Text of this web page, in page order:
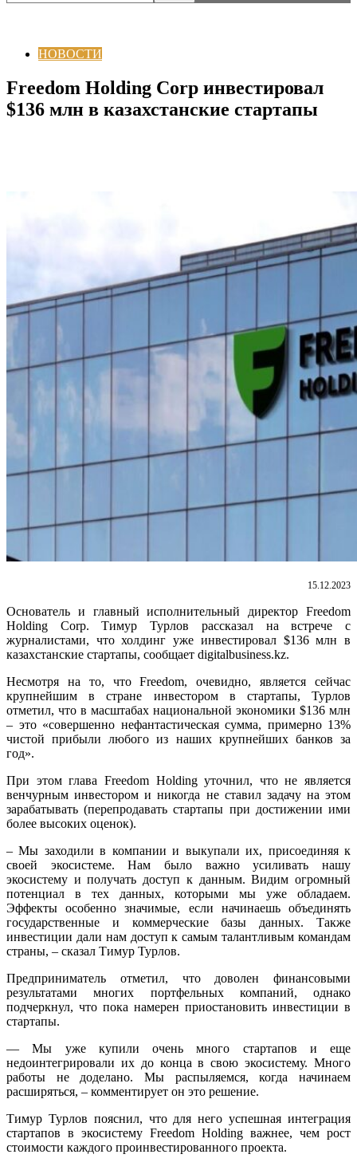
НОВОСТИ
Freedom Holding Corp инвестировал
$136 млн в казахстанские стартапы
15.12.2023
Основатель и главный исполнительный директор Freedom
Holding Corp. Тимур Турлов рассказал на встрече с
журналистами, что холдинг уже инвестировал $136 млн в
казахстанские стартапы, сообщает digitalbusiness.kz.
Несмотря на то, что Freedom, очевидно, является сейчас
крупнейшим в стране инвестором в стартапы, Турлов
отметил, что в масштабах национальной экономики $136 млн
– это «совершенно нефантастическая сумма, примерно 13%
чистой прибыли любого из наших крупнейших банков за
год».
При этом глава Freedom Holding уточнил, что не является
венчурным инвестором и никогда не ставил задачу на этом
зарабатывать (перепродавать стартапы при достижении ими
более высоких оценок).
– Мы заходили в компании и выкупали их, присоединяя к
своей экосистеме. Нам было важно усиливать нашу
экосистему и получать доступ к данным. Видим огромный
потенциал в тех данных, которыми мы уже обладаем.
Эффекты особенно значимые, если начинаешь объединять
государственные и коммерческие базы данных. Также
инвестиции дали нам доступ к самым талантливым командам
страны, – сказал Тимур Турлов.
Предприниматель отметил, что доволен финансовыми
результатами многих портфельных компаний, однако
подчеркнул, что пока намерен приостановить инвестиции в
стартапы.
— Мы уже купили очень много стартапов и еще
недоинтегрировали их до конца в свою экосистему. Много
работы не доделано. Мы распыляемся, когда начинаем
расширяться, – комментирует он это решение.
Тимур Турлов пояснил, что для него успешная интеграция
стартапов в экосистему Freedom Holding важнее, чем рост
стоимости каждого проинвестированного проекта.